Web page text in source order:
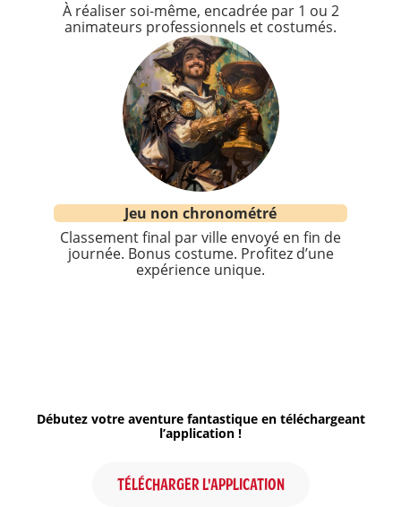
À réaliser soi-même, encadrée par 1 ou 2
animateurs professionnels et costumés.
Jeu non chronométré
Classement final par ville envoyé en fin de
journée. Bonus costume. Profitez d’une
expérience unique.
Débutez votre aventure fantastique en téléchargeant
l’application !
TÉLÉCHARGER L'APPLICATION